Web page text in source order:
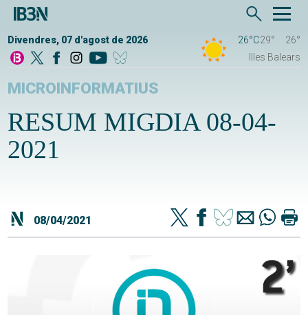
Divendres, 07 d'agost de 2026 26°C29°
26°
Illes Balears
MICROINFORMATIUS
RESUM MIGDIA 08-04-
2021
08/04/2021